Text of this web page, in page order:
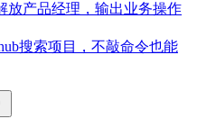
放产品经理，输出业务操作
搜索项目，不敲命令也能